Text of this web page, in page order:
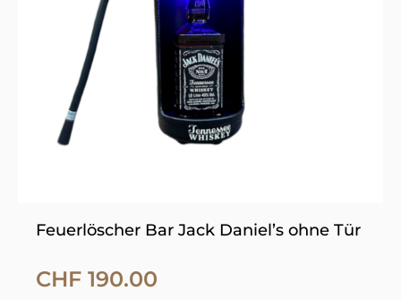
Feuerlöscher Bar Jack Daniel’s ohne Tür
CHF 190.00
Die
Optionen
können
auf
der